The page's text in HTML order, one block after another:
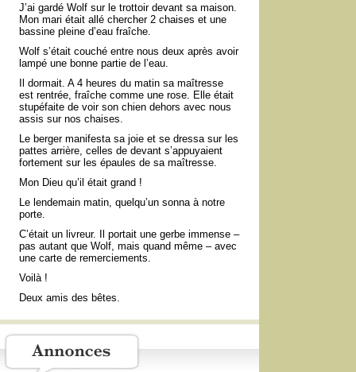
J’ai gardé Wolf sur le trottoir devant sa maison.
Mon mari était allé chercher 2 chaises et une
bassine pleine d’eau fraîche.
Wolf s’était couché entre nous deux après avoir
lampé une bonne partie de l’eau.
Il dormait. A 4 heures du matin sa maîtresse
est rentrée, fraîche comme une rose. Elle était
stupéfaite de voir son chien dehors avec nous
assis sur nos chaises.
Le berger manifesta sa joie et se dressa sur les
pattes arrière, celles de devant s’appuyaient
fortement sur les épaules de sa maîtresse.
Mon Dieu qu’il était grand !
Le lendemain matin, quelqu’un sonna à notre
porte.
C’était un livreur. Il portait une gerbe immense –
pas autant que Wolf, mais quand même – avec
une carte de remerciements.
Voilà !
Deux amis des bêtes.